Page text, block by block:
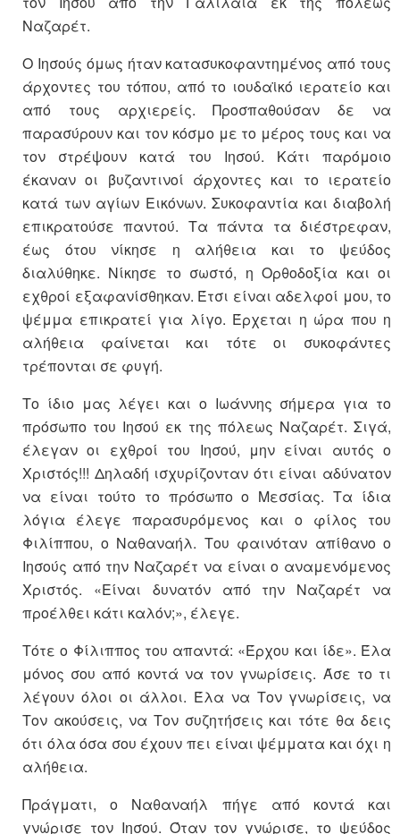
Ναζαρέτ.
Ο Ιησούς όμως ήταν κατασυκοφαντημένος από τους
άρχοντες του τόπου, από το ιουδαϊκό ιερατείο και
από τους αρχιερείς. Προσπαθούσαν δε να
παρασύρουν και τον κόσμο με το μέρος τους και να
τον στρέψουν κατά του Ιησού. Κάτι παρόμοιο
έκαναν οι βυζαντινοί άρχοντες και το ιερατείο
κατά των αγίων Εικόνων. Συκοφαντία και διαβολή
επικρατούσε παντού. Τα πάντα τα διέστρεφαν,
έως ότου νίκησε η αλήθεια και το ψεύδος
διαλύθηκε. Νίκησε το σωστό, η Ορθοδοξία και οι
εχθροί εξαφανίσθηκαν. Έτσι είναι αδελφοί μου, το
ψέμμα επικρατεί για λίγο. Έρχεται η ώρα που η
αλήθεια φαίνεται και τότε οι συκοφάντες
τρέπονται σε φυγή.
Το ίδιο μας λέγει και ο Ιωάννης σήμερα για το
πρόσωπο του Ιησού εκ της πόλεως Ναζαρέτ. Σιγά,
έλεγαν οι εχθροί του Ιησού, μην είναι αυτός ο
Χριστός!!! Δηλαδή ισχυρίζονταν ότι είναι αδύνατον
να είναι τούτο το πρόσωπο ο Μεσσίας. Τα ίδια
λόγια έλεγε παρασυρόμενος και ο φίλος του
Φιλίππου, ο Ναθαναήλ. Του φαινόταν απίθανο ο
Ιησούς από την Ναζαρέτ να είναι ο αναμενόμενος
Χριστός. «Είναι δυνατόν από την Ναζαρέτ να
προέλθει κάτι καλόν;», έλεγε.
Τότε ο Φίλιππος του απαντά: «Έρχου και ίδε». Έλα
μόνος σου από κοντά να τον γνωρίσεις. Άσε το τι
λέγουν όλοι οι άλλοι. Έλα να Τον γνωρίσεις, να
Τον ακούσεις, να Τον συζητήσεις και τότε θα δεις
ότι όλα όσα σου έχουν πει είναι ψέμματα και όχι η
αλήθεια.
Πράγματι, ο Ναθαναήλ πήγε από κοντά και
γνώρισε τον Ιησού. Όταν τον γνώρισε, το ψεύδος